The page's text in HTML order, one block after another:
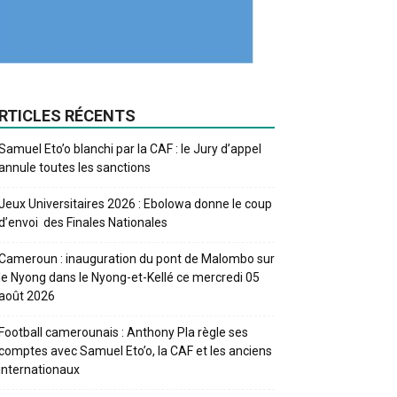
RÉCENTS
Eto’o blanchi par la CAF : le Jury d’appel
toutes les sanctions
Universitaires 2026 : Ebolowa donne le coup
des Finales Nationales
: inauguration du pont de Malombo sur
Nyong dans le Nyong-et-Kellé ce mercredi 05
2026
camerounais : Anthony Pla règle ses
avec Samuel Eto’o, la CAF et les anciens